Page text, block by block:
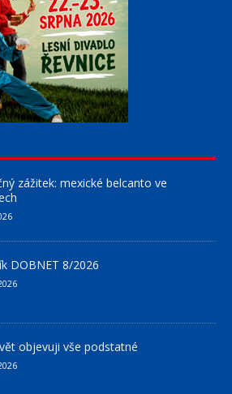
zážitek: mexické belcanto ve
DOBNET 8/2026
objevuji vše podstatné